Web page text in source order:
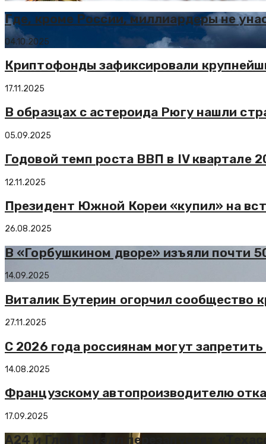
Где, кроме России, миллиардеры не
04.10.2025
Криптофонды зафиксировали
17.11.2025
В образцах с астероида Рюгу нашли
05.09.2025
Годовой темп роста ВВП в IV квартале
12.11.2025
Президент Южной Кореи «купил» на
26.08.2025
В «Горбушкином дворе» изъяли почти
14.09.2025
Виталик Бутерин огорчил сообщество
27.11.2025
С 2026 года россиянам могут
14.08.2025
Французскому автопроизводителю
17.09.2025
А24 и Глен Пауэлл перезапустят